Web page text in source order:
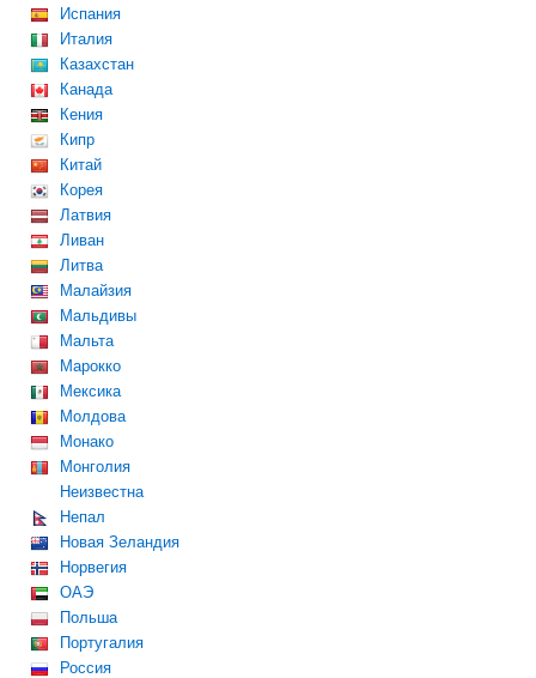
Испания
Италия
Казахстан
Канада
Кения
Кипр
Китай
Корея
Латвия
Ливан
Литва
Малайзия
Мальдивы
Мальта
Марокко
Мексика
Молдова
Монако
Монголия
Неизвестна
Непал
Новая Зеландия
Норвегия
ОАЭ
Польша
Португалия
Россия